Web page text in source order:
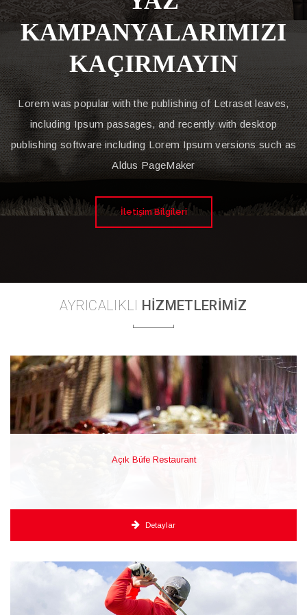
KAMPANYALARIMIZI
KAÇIRMAYIN
Lorem was popular with the publishing of Letraset leaves,
including Ipsum passages, and recently with desktop
publishing software including Lorem Ipsum versions such as
Aldus PageMaker
İletişim Bilgileri
AYRICALIKLI HİZMETLERİMİZ
Açık Büfe Restaurant
Detaylar